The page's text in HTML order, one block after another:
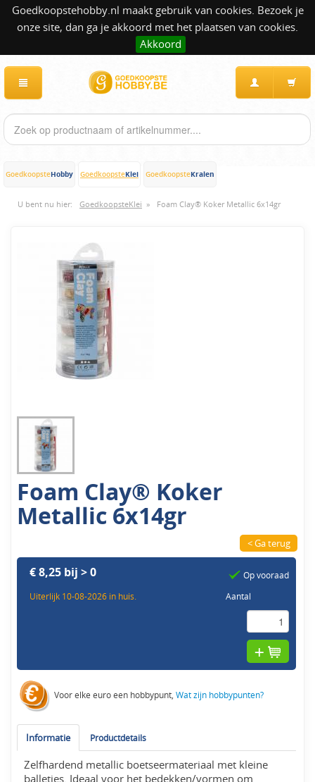
Goedkoopstehobby.nl maakt gebruik van cookies. Bezoek je
onze site, dan ga je akkoord met het plaatsen van cookies.
Akkoord
GoedkoopsteHobby GoedkoopsteKlei GoedkoopsteKralen
U bent nu hier: GoedkoopsteKlei » Foam Clay® Koker Metallic 6x14gr
Foam Clay® Koker
Metallic 6x14gr
< Ga terug
€ 8,25 bij > 0
Uiterlijk 10-08-2026 in huis.
Op vooraad
Aantal
Voor elke euro een hobbypunt,Wat zijn hobbypunten?
Informatie Productdetails
Zelfhardend metallic boetseermateriaal met kleine
balletjes. Ideaal voor het bedekken/vormen om